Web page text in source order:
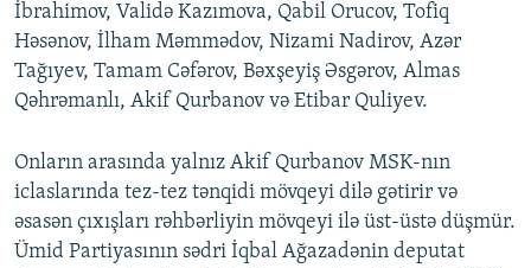
İbrahimov, Validə Kazımova, Qabil Orucov, Tofiq
Həsənov, İlham Məmmədov, Nizami Nadirov, Azər
Tağıyev, Tamam Cəfərov, Bəxşeyiş Əsgərov, Almas
Qəhrəmanlı, Akif Qurbanov və Etibar Quliyev.
Onların arasında yalnız Akif Qurbanov MSK-nın
iclaslarında tez-tez tənqidi mövqeyi dilə gətirir və
əsasən çıxışları rəhbərliyin mövqeyi ilə üst-üstə düşmür.
Ümid Partiyasının sədri İqbal Ağazadənin deputat